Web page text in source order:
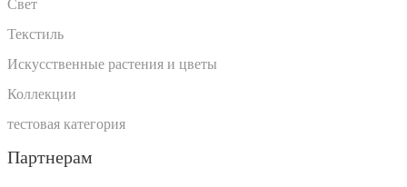
Свет
Текстиль
Искусственные растения и цветы
Коллекции
тестовая категория
Партнерам